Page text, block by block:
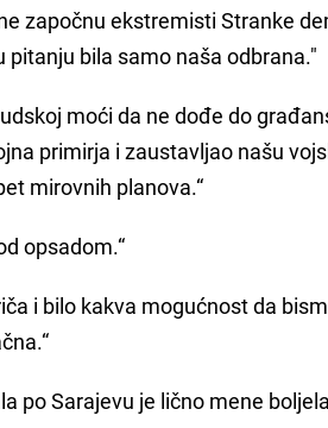
započnu ekstremisti Stranke
pitanju bila samo naša odbrana."
moći da ne dođe do
primirja i zaustavljao našu
mirovnih planova.“
opsadom.“
i bilo kakva mogućnost da
po Sarajevu je lično mene